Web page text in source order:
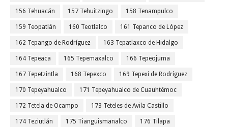
156 Tehuacán 157 Tehuitzingo 158 Tenampulco
159 Teopatlán 160 Teotlalco 161 Tepanco de López
162 Tepango de Rodríguez 163 Tepatlaxco de Hidalgo
164 Tepeaca 165 Tepemaxalco 166 Tepeojuma
167 Tepetzintla 168 Tepexco 169 Tepexi de Rodríguez
170 Tepeyahualco 171 Tepeyahualco de Cuauhtémoc
172 Tetela de Ocampo 173 Teteles de Avila Castillo
174 Teziutlán 175 Tianguismanalco 176 Tilapa